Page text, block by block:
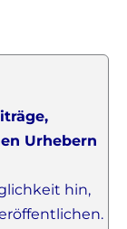
Urhebern
hin,